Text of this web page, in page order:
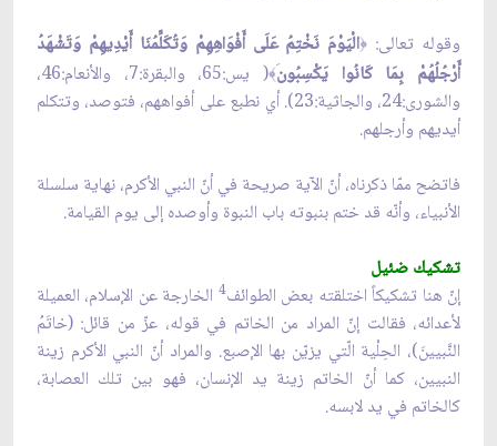
وقوله تعالى: ﴿الْيَوْمَ نَخْتِمُ عَلَى أَفْوَاهِهِمْ وَتُكَلِّمُنَا أَيْدِيهِمْ وَتَشْهَدُ
أَرْجُلُهُمْ بِمَا كَانُوا يَكْسِبُون﴾
( يس:65، والبقرة:7، والأنعام:46،
والشورى:24، والجاثية:23). أي نطبع على أفواههم، فتوصد، وتتكلم
أيديهم وأرجلهم.
فاتضح ممّا ذكرناه، أنّ الآية صريحة في أنّ النبي الأكرم، نهاية سلسلة
الأنبياء، وأنّه قد ختم بنبوته باب النبوة وأوصده إلى يوم القيامة.
تشكيك ضئيل
إنّ هنا تشكيكاً اختلقته بعض الطوائف4 الخارجة عن الإسلام، العميلة
لأعدائه، فقالت إنّ المراد من الخاتم في قوله، عزّ من قائل: (خاتَمُ
النَّبيينَ)، الحِلْية الّتي يزيّن بها الإصبع. والمراد أنّ النبي الأكرم زينة
النبيين، كما أنّ الخاتم زينة يد الإنسان، فهو بين تلك العصابة،
كالخاتم في يد لابسه.